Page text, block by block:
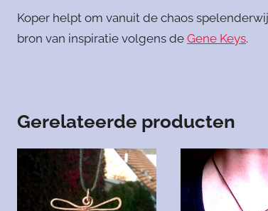
Koper helpt om vanuit de chaos
bron van inspiratie volgens de Gene Keys.
Gerelateerde producten